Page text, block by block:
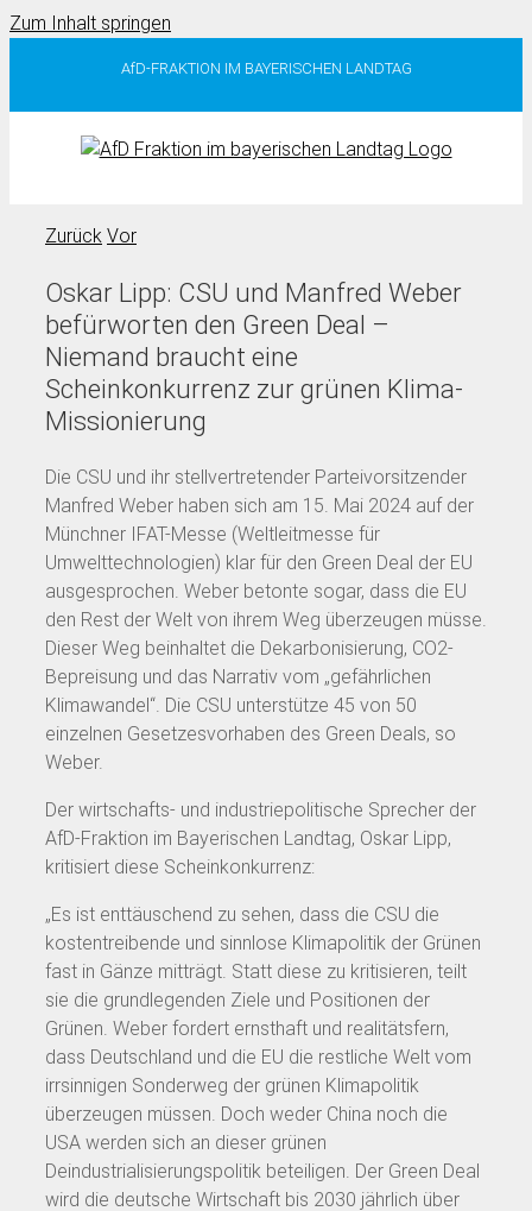
Zum Inhalt springen
AfD-FRAKTION IM BAYERISCHEN LANDTAG
Zurück Vor
Oskar Lipp: CSU und Manfred Weber
befürworten den Green Deal –
Niemand braucht eine
Scheinkonkurrenz zur grünen Klima-
Missionierung
Die CSU und ihr stellvertretender Parteivorsitzender
Manfred Weber haben sich am 15. Mai 2024 auf der
Münchner IFAT-Messe (Weltleitmesse für
Umwelttechnologien) klar für den Green Deal der EU
ausgesprochen. Weber betonte sogar, dass die EU
den Rest der Welt von ihrem Weg überzeugen müsse.
Dieser Weg beinhaltet die Dekarbonisierung, CO2-
Bepreisung und das Narrativ vom „gefährlichen
Klimawandel“. Die CSU unterstütze 45 von 50
einzelnen Gesetzesvorhaben des Green Deals, so
Weber.
Der wirtschafts- und industriepolitische Sprecher der
AfD-Fraktion im Bayerischen Landtag, Oskar Lipp,
kritisiert diese Scheinkonkurrenz:
„Es ist enttäuschend zu sehen, dass die CSU die
kostentreibende und sinnlose Klimapolitik der Grünen
fast in Gänze mitträgt. Statt diese zu kritisieren, teilt
sie die grundlegenden Ziele und Positionen der
Grünen. Weber fordert ernsthaft und realitätsfern,
dass Deutschland und die EU die restliche Welt vom
irrsinnigen Sonderweg der grünen Klimapolitik
überzeugen müssen. Doch weder China noch die
USA werden sich an dieser grünen
Deindustrialisierungspolitik beteiligen. Der Green Deal
wird die deutsche Wirtschaft bis 2030 jährlich über